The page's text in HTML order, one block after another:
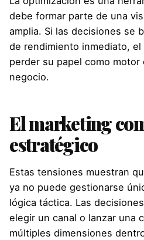
debe formar parte de una
amplia. Si las decisiones se
de rendimiento inmediato,
perder su papel como
negocio.
El marketing
estratégico
Estas tensiones muestran
ya no puede gestionarse
lógica táctica. Las
elegir un canal o lanzar una
múltiples dimensiones